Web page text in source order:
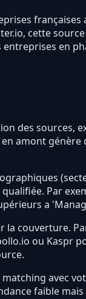
cette
en
des sources,
amont
Par
a
couverture.
ou Kaspr
avec
faible